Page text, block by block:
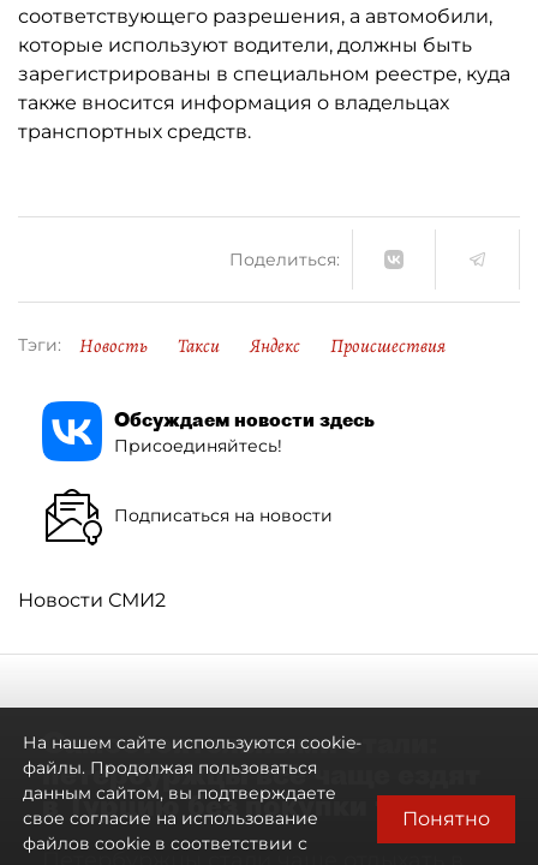
соответствующего разрешения, а автомобили,
которые используют водители, должны быть
зарегистрированы в специальном реестре, куда
также вносится информация о владельцах
транспортных средств.
Поделиться:
Тэги: Новость Такси Яндекс Происшествия
Обсуждаем новости здесь
Присоединяйтесь!
Подписаться на новости
Новости СМИ2
Самостоятельными стали:
петербуржцы всё чаще ездят
в Турцию без покупки туров
На нашем сайте используются cookie-
файлы. Продолжая пользоваться
данным сайтом, вы подтверждаете
свое согласие на использование
файлов cookie в соответствии с
Понятно